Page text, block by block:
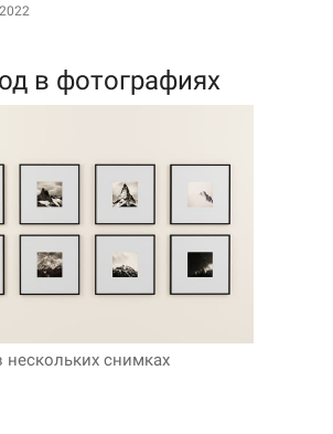
в фотографиях
нескольких снимках